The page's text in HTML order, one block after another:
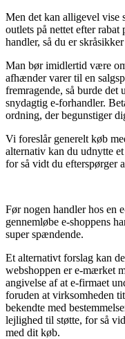
Men det kan alligevel vise
outlets på nettet efter
handler, så du er
Man bør imidlertid være
afhænder varer til en
fremragende, så burde det
snydagtig e-forhandler.
ordning, der begunstiger
Vi foreslår generelt køb
alternativ kan du udnytte
for så vidt du efterspørger
Før nogen handler hos en
gennemløbe e-shoppens
super spændende.
Et alternativt forslag kan
webshoppen er e-mærket
angivelse af at e-firmaet
foruden at virksomheden
bekendte med
lejlighed til støtte, for så
med dit køb.